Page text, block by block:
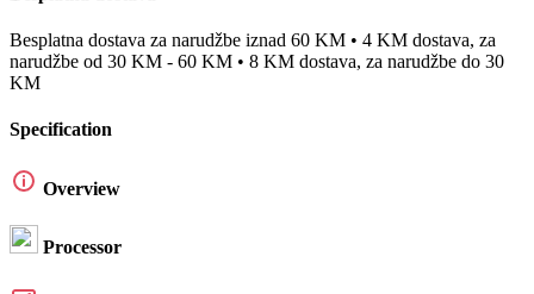
Besplatna dostava za narudžbe iznad 60 KM • 4 KM dostava, za
narudžbe od 30 KM - 60 KM • 8 KM dostava, za narudžbe do 30
KM
Specification
Overview
Processor